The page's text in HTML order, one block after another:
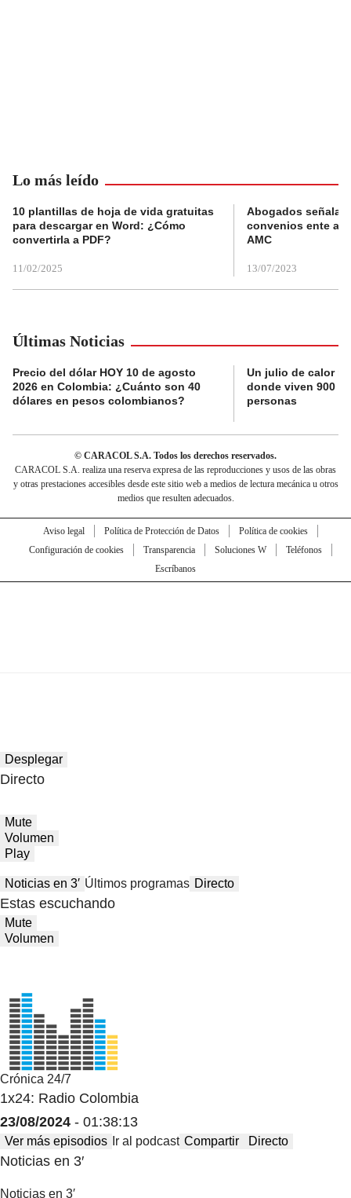
Lo más leído
10 plantillas de hoja de vida gratuitas
para descargar en Word: ¿Cómo
convertirla a PDF?
11/02/2025
Abogados
convenios ente
AMC
13/07/2023
Últimas Noticias
Precio del dólar HOY 10 de agosto
2026 en Colombia: ¿Cuánto son 40
dólares en pesos colombianos?
Un julio de calor
donde viven 900
personas
© CARACOL S.A. Todos los derechos reservados.
CARACOL S.A. realiza una reserva expresa de las reproducciones y usos de las obras
y otras prestaciones accesibles desde este sitio web a medios de lectura mecánica u otros
medios que resulten adecuados.
Aviso legal Política de Protección de Datos
Política de cookies
Configuración de cookies
Transparencia Soluciones W
Teléfonos
Escríbanos
Desplegar
Directo
Mute
Volumen
Play
Noticias en 3′ Últimos programas Directo
Estas escuchando
Mute
Volumen
Crónica 24/7
1x24: Radio Colombia
23/08/2024 - 01:38:13
Ver más episodios Ir al podcast Compartir Directo
Noticias en 3′
Noticias en 3′